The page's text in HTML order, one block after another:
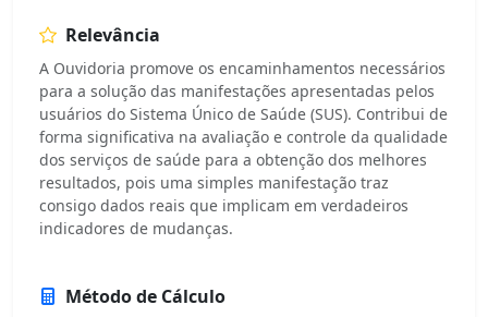
Relevância
A Ouvidoria promove os encaminhamentos necessários
para a solução das manifestações apresentadas pelos
usuários do Sistema Único de Saúde (SUS). Contribui de
forma significativa na avaliação e controle da qualidade
dos serviços de saúde para a obtenção dos melhores
resultados, pois uma simples manifestação traz
consigo dados reais que implicam em verdadeiros
indicadores de mudanças.
Método de Cálculo